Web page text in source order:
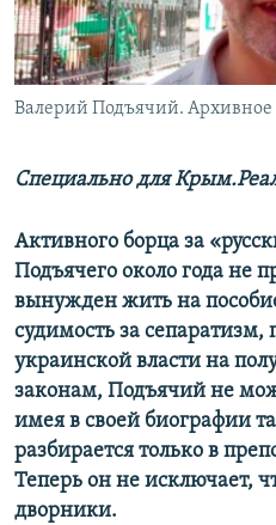
ПОБЕДИТЕЛЕЙ НЕ СУДЯТ?
КРЫМ.НЕПОКОРЕННЫЙ
ELIFBE
ПРИСОЕДИНЯЙТЕСЬ!
Все сайты RFE/RL
Валерий Подъячий. Архивное
Специально для
Активного борца за
Подъячего около года не
вынужден жить на
судимость за сепаратизм,
украинской власти на
законам, Подъячий не
имея в своей биографии
разбирается только в
Теперь он не исключает,
дворники.